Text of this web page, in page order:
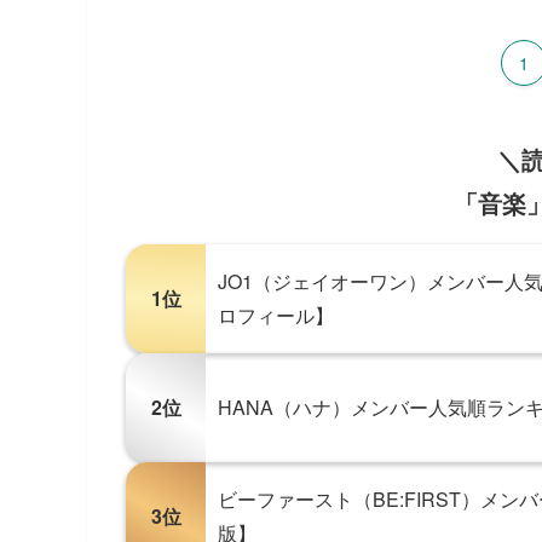
1
＼
「音
1位
JO1（ジェイオーワン）メンバー人
ロフィール】
2位 HANA（ハナ）メンバー人気順ラン
3位
ビーファースト（BE:FIRST）メン
版】